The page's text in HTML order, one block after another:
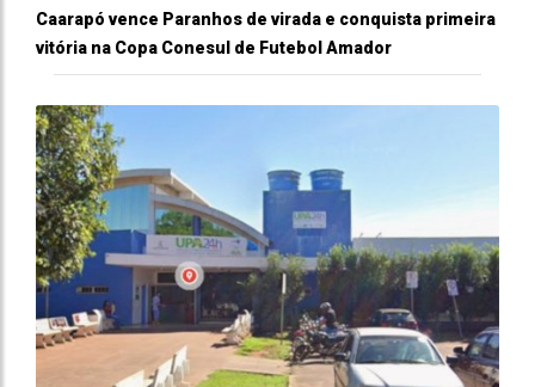
Caarapó vence Paranhos de virada e conquista primeira
vitória na Copa Conesul de Futebol Amador